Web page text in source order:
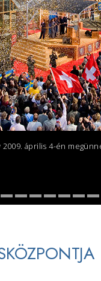
április 4-én